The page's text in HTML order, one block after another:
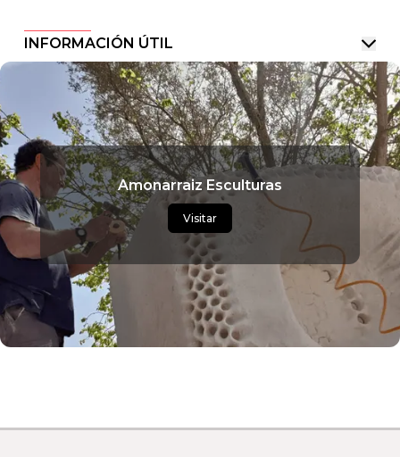
INFORMACIÓN ÚTIL
Amonarraiz Esculturas
Visitar